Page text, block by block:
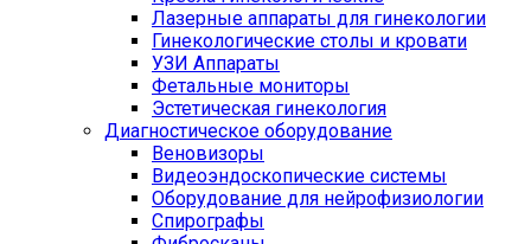
Лазерные аппараты для гинекологии
Гинекологические столы и кровати
УЗИ Аппараты
Фетальные мониторы
Эстетическая гинекология
Диагностическое оборудование
Веновизоры
Видеоэндоскопические системы
Оборудование для нейрофизиологии
Спирографы